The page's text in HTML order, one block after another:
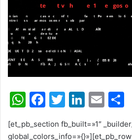
W
at
F
c
T
itt
Li
k
E
ai
[et_pb_section fb_built=»1″
global_colors_info=»{}»][et_pb_row